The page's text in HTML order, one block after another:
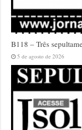
B118 – Três
5 de agosto de 2026